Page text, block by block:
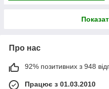
Про нас
92% позитивних з 948
Працює з 01.03.2010